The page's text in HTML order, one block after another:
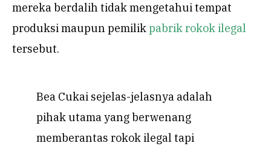
mereka berdalih tidak mengetahui tempat
produksi maupun pemilikpabrik rokok ilegal
tersebut.
Bea Cukai sejelas-jelasnya adalah
pihak utama yang berwenang
memberantas rokok ilegal tapi